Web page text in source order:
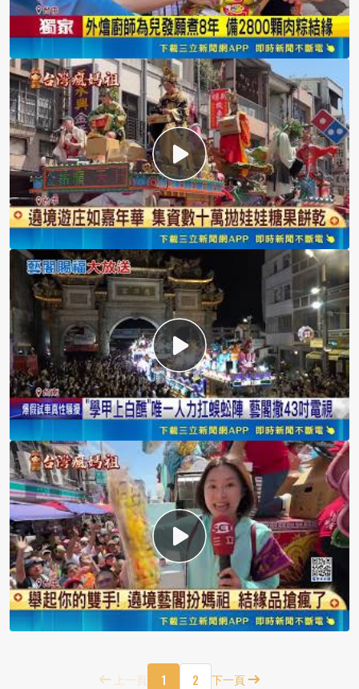
上一頁 1 2 下一頁